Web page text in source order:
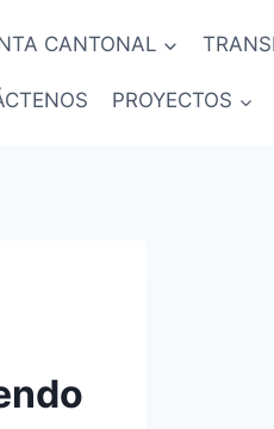
CANTONAL
PROYECTOS